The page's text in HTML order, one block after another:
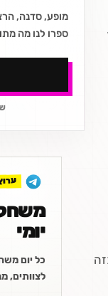
מופע, סדנה,
ספרו לנו מה
משחק
יומי
כל יום
לצוותים,